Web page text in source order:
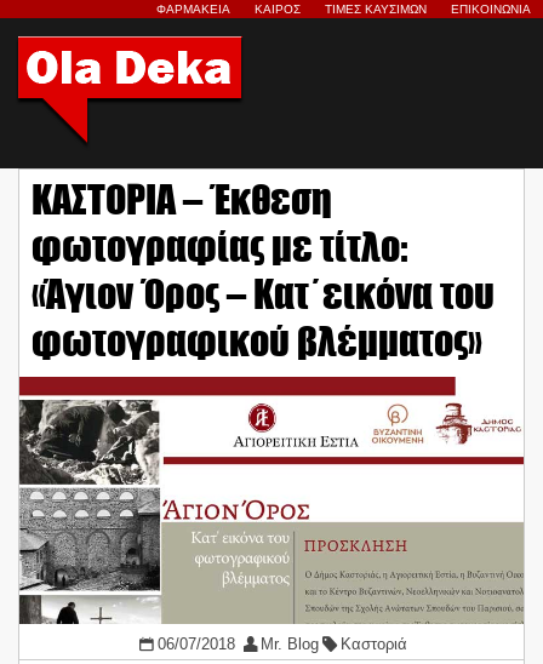
ΦΑΡΜΑΚΕΙΑ ΚΑΙΡΟΣ ΤΙΜΕΣ ΚΑΥΣΙΜΩΝ ΕΠΙΚΟΙΝΩΝΙΑ
ΚΑΣΤΟΡΙΑ – Έκθεση
φωτογραφίας με τίτλο:
«Άγιον Όρος – Κατ΄εικόνα του
φωτογραφικού βλέμματος»
06/07/2018 Mr. Blog Καστοριά